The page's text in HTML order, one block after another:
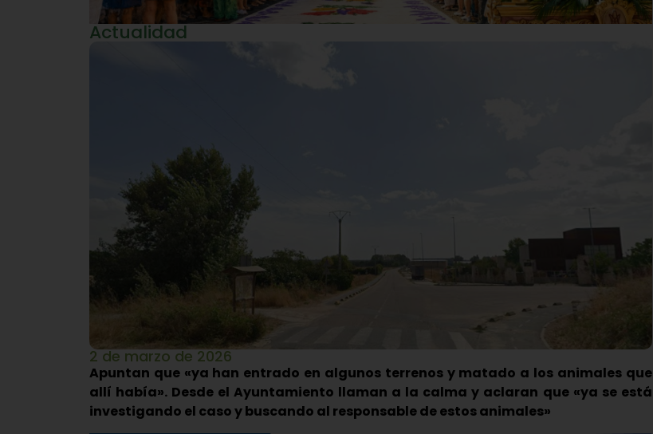
Actualidad
2 de marzo de 2026
Apuntan que «ya han entrado en algunos terrenos y matado a los animales que
allí había». Desde el Ayuntamiento llaman a la calma y aclaran que «ya se está
investigando el caso y buscando al responsable de estos animales»